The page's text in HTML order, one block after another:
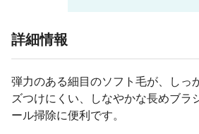
詳細情報
弾力のある細目のソフト毛が、しっ
ズつけにくい、しなやかな長めブラ
ール掃除に便利です。